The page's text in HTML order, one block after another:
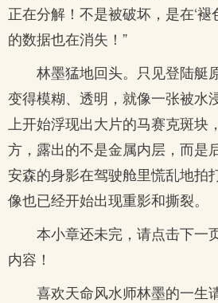
正在分解！不是被破坏，是在‘
的数据也在消失！”
林墨猛地回头。只见登陆艇
变得模糊、透明，就像一张被水
上开始浮现出大片的马赛克斑块
方，露出的不是金属内层，而是
安森的身影在驾驶舱里慌乱地拍
像也已经开始出现重影和撕裂。
本小章还未完，请点击下一
内容！
喜欢天命风水师林墨的一生